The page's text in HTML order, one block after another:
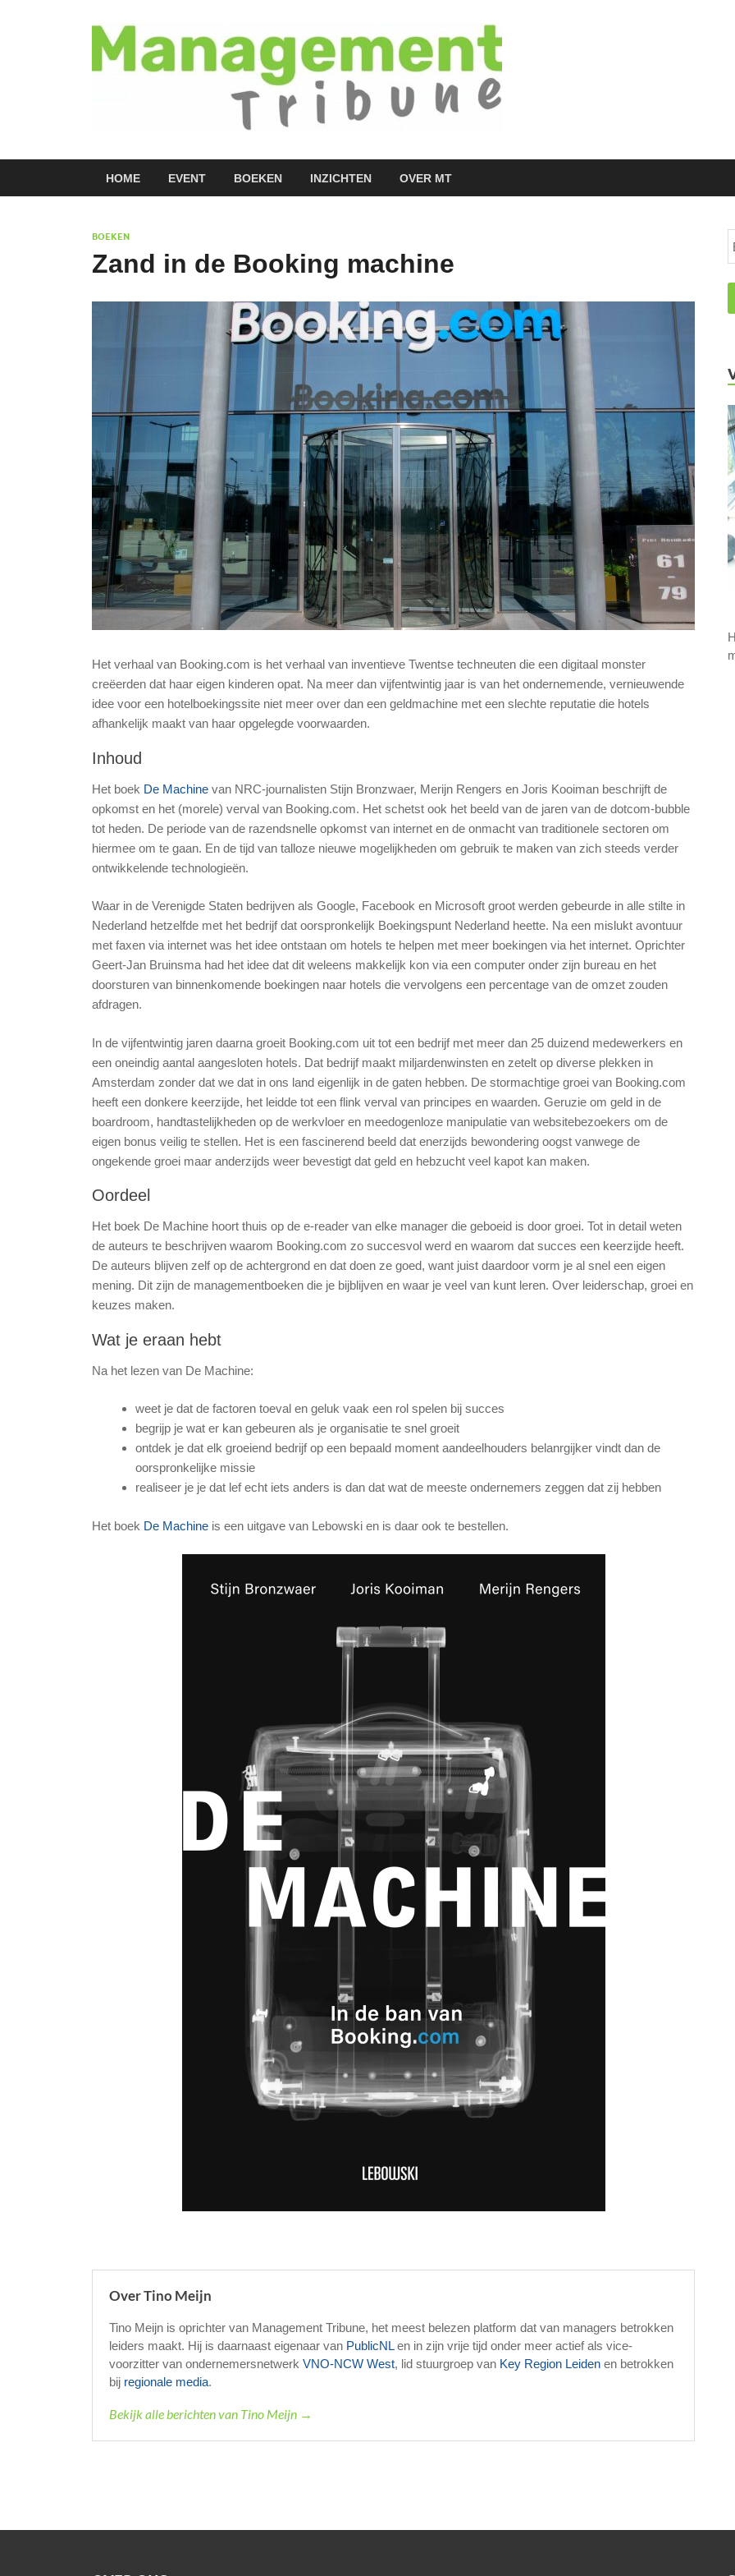
HOME EVENT BOEKEN INZICHTEN OVER MT
BOEKEN
Zand in de Booking machine
Het verhaal van Booking.com is het verhaal van inventieve Twentse techneuten die een digitaal monster
creëerden dat haar eigen kinderen opat. Na meer dan vijfentwintig jaar is van het ondernemende, vernieuwende
idee voor een hotelboekingssite niet meer over dan een geldmachine met een slechte reputatie die hotels
afhankelijk maakt van haar opgelegde voorwaarden.
Inhoud
Het boek De Machine van NRC-journalisten Stijn Bronzwaer, Merijn Rengers en Joris Kooiman beschrijft de
opkomst en het (morele) verval van Booking.com. Het schetst ook het beeld van de jaren van de dotcom-bubble
tot heden. De periode van de razendsnelle opkomst van internet en de onmacht van traditionele sectoren om
hiermee om te gaan. En de tijd van talloze nieuwe mogelijkheden om gebruik te maken van zich steeds verder
ontwikkelende technologieën.
Waar in de Verenigde Staten bedrijven als Google, Facebook en Microsoft groot werden gebeurde in alle stilte in
Nederland hetzelfde met het bedrijf dat oorspronkelijk Boekingspunt Nederland heette. Na een mislukt avontuur
met faxen via internet was het idee ontstaan om hotels te helpen met meer boekingen via het internet. Oprichter
Geert-Jan Bruinsma had het idee dat dit weleens makkelijk kon via een computer onder zijn bureau en het
doorsturen van binnenkomende boekingen naar hotels die vervolgens een percentage van de omzet zouden
afdragen.
In de vijfentwintig jaren daarna groeit Booking.com uit tot een bedrijf met meer dan 25 duizend medewerkers en
een oneindig aantal aangesloten hotels. Dat bedrijf maakt miljardenwinsten en zetelt op diverse plekken in
Amsterdam zonder dat we dat in ons land eigenlijk in de gaten hebben. De stormachtige groei van Booking.com
heeft een donkere keerzijde, het leidde tot een flink verval van principes en waarden. Geruzie om geld in de
boardroom, handtastelijkheden op de werkvloer en meedogenloze manipulatie van websitebezoekers om de
eigen bonus veilig te stellen. Het is een fascinerend beeld dat enerzijds bewondering oogst vanwege de
ongekende groei maar anderzijds weer bevestigt dat geld en hebzucht veel kapot kan maken.
Oordeel
Het boek De Machine hoort thuis op de e-reader van elke manager die geboeid is door groei. Tot in detail weten
de auteurs te beschrijven waarom Booking.com zo succesvol werd en waarom dat succes een keerzijde heeft.
De auteurs blijven zelf op de achtergrond en dat doen ze goed, want juist daardoor vorm je al snel een eigen
mening. Dit zijn de managementboeken die je bijblijven en waar je veel van kunt leren. Over leiderschap, groei en
keuzes maken.
Wat je eraan hebt
Na het lezen van De Machine:
weet je dat de factoren toeval en geluk vaak een rol spelen bij succes
begrijp je wat er kan gebeuren als je organisatie te snel groeit
ontdek je dat elk groeiend bedrijf op een bepaald moment aandeelhouders belanrgijker vindt dan de
oorspronkelijke missie
realiseer je je dat lef echt iets anders is dan dat wat de meeste ondernemers zeggen dat zij hebben
Het boek De Machine is een uitgave van Lebowski en is daar ook te bestellen.
Over Tino Meijn
Tino Meijn is oprichter van Management Tribune, het meest belezen platform dat van managers betrokken
leiders maakt. Hij is daarnaast eigenaar van PublicNLen in zijn vrije tijd onder meer actief als vice-
voorzitter van ondernemersnetwerk VNO-NCW West, lid stuurgroep van Key Region Leiden en betrokken
bij regionale media.
Bekijk alle berichten van Tino Meijn →